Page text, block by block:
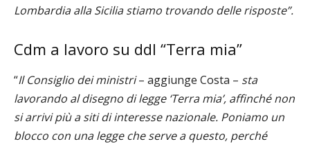
Lombardia alla Sicilia stiamo trovando delle risposte”.
Cdm a lavoro su ddl “Terra mia”
“Il Consiglio dei ministri– aggiunge Costa – sta
lavorando al disegno di legge ‘Terra mia’, affinché non
si arrivi più a siti di interesse nazionale. Poniamo un
blocco con una legge che serve a questo, perché